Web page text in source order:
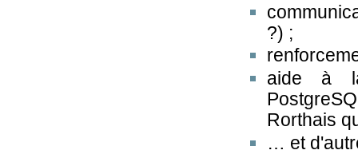
?) ;
aide à
Rorthais
… et